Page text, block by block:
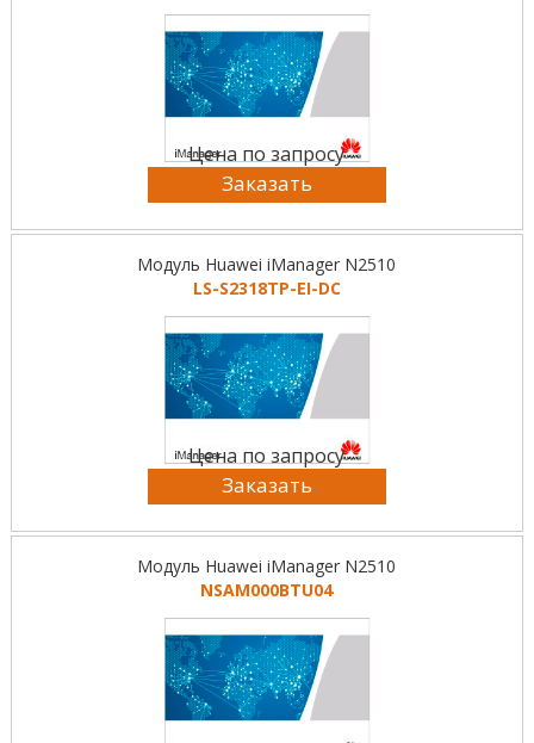
Цена по запросу
Заказать
Модуль Huawei iManager N2510
LS-S2318TP-EI-DC
Цена по запросу
Заказать
Модуль Huawei iManager N2510
NSAM000BTU04